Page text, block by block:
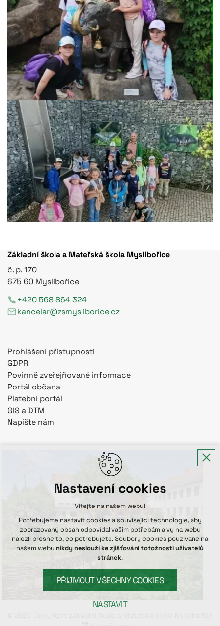
Základní škola a Mateřská škola Myslibořice
č. p. 170
675 60 Myslibořice
+420 568 864 324
kancelar@zsmysliborice.cz
Prohlášení přístupnosti
GDPR
Povinně zveřejňované informace
Portál občana
Platební portál
GIS a DTM
Napište nám
© 2026 Copyright Základní škola a Mateřská škola Myslibořice
Nastavení cookies
Vítejte na našem webu!
Potřebujeme nastavit cookies a související technologie, aby
zobrazovaný obsah odpovídal vašim potřebám a vy na webu
nalezli přesně to, co potřebujete. Soubory cookies používané na
našem webu nikdy neslouží ke zjišťování totožnosti uživatelů
stránek.
PŘIJMOUT VŠECHNY COOKIES
NASTAVIT